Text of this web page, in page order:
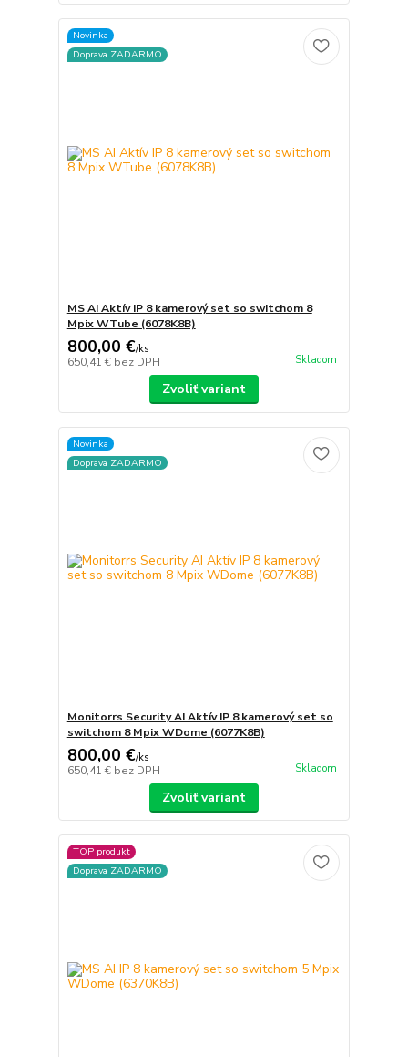
Novinka
Doprava ZADARMO
MS AI Aktív IP 8 kamerový set so switchom 8
Mpix WTube (6078K8B)
800,00 €/ks
650,41 € bez DPH Skladom
Zvoliť variant
Novinka
Doprava ZADARMO
Monitorrs Security AI Aktív IP 8 kamerový set so
switchom 8 Mpix WDome (6077K8B)
800,00 €/ks
650,41 € bez DPH Skladom
Zvoliť variant
TOP produkt
Doprava ZADARMO